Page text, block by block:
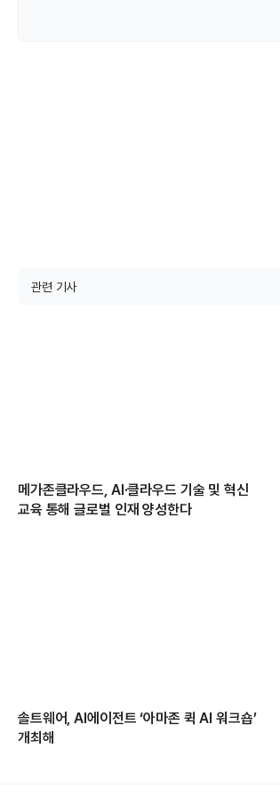
관련 기사
메가존클라우드, AI·클라우드 기술 및 혁신
교육 통해 글로벌 인재 양성한다
솔트웨어, AI에이전트 ‘아마존 퀵 AI 워크숍’
개최해